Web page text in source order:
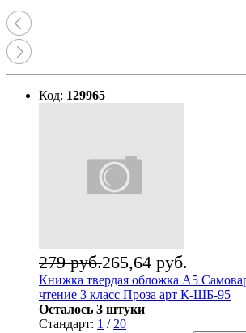
Код: 129965
265,64 руб.
279 руб.
Книжка твердая обложка А5
чтение 3 класс Проза арт К-ШБ-95
Осталось 3 штуки
Стандарт: 1 / 20